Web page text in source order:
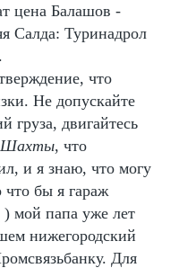
цена Балашов -
Салда: Туринадрол
что
Не допускайте
груза, двигайтесь
Шахты, что
и я знаю, что могу
что бы я гараж
мой папа уже лет
нижегородский
Для